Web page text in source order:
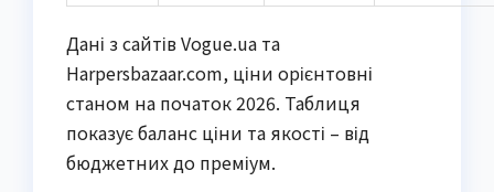
Дані з сайтів Vogue.ua та
Harpersbazaar.com, ціни орієнтовні
станом на початок 2026. Таблиця
показує баланс ціни та якості – від
бюджетних до преміум.